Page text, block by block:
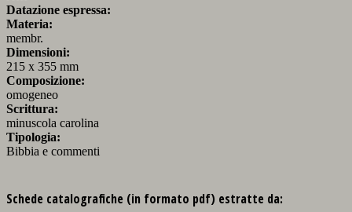
Datazione espressa:
Materia:
membr.
Dimensioni:
215 x 355 mm
Composizione:
omogeneo
Scrittura:
minuscola carolina
Tipologia:
Bibbia e commenti
Schede catalografiche (in formato pdf) estratte da: